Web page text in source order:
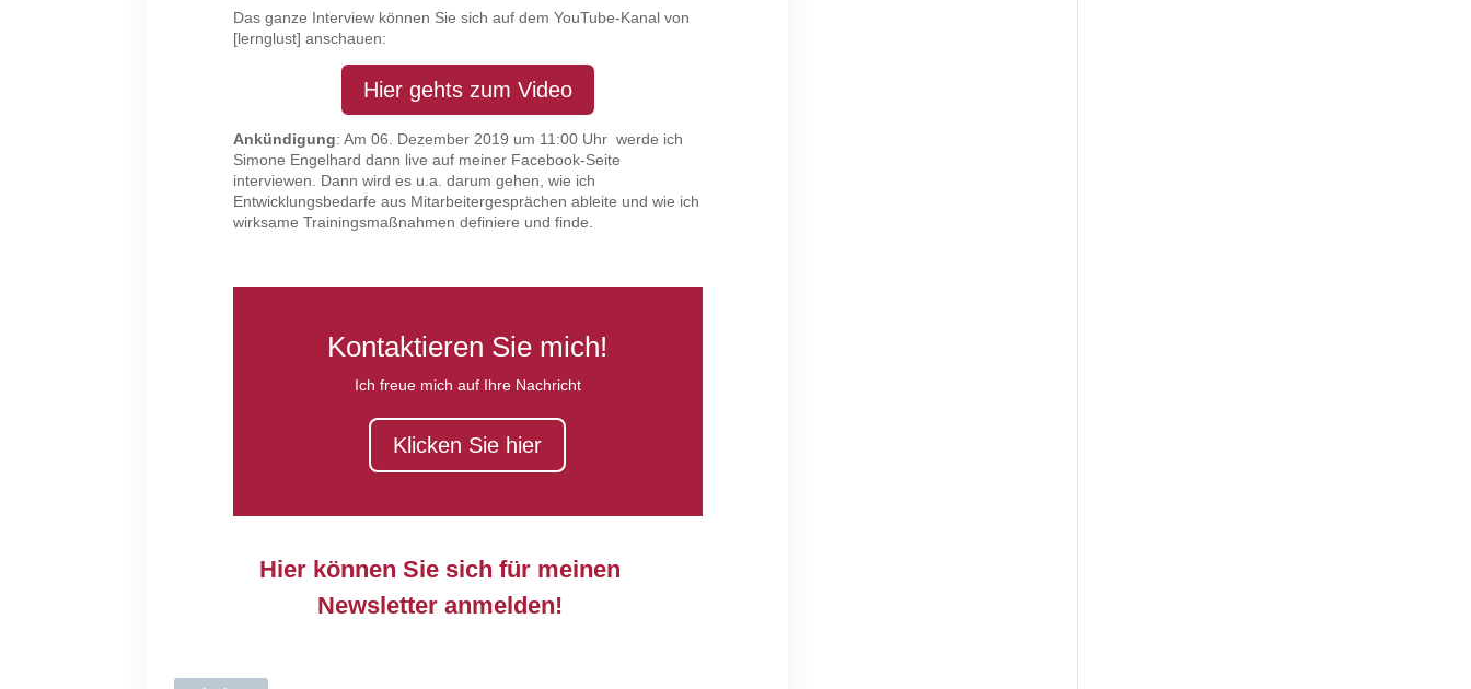
Das ganze Interview können Sie sich auf dem YouTube-Kanal von
[lernglust] anschauen:
Hier gehts zum Video
Ankündigung: Am 06. Dezember 2019 um 11:00 Uhr werde ich
Simone Engelhard dann live auf meiner Facebook-Seite
interviewen. Dann wird es u.a. darum gehen, wie ich
Entwicklungsbedarfe aus Mitarbeitergesprächen ableite und wie ich
wirksame Trainingsmaßnahmen definiere und finde.
Kontaktieren Sie mich!
Ich freue mich auf Ihre Nachricht
Klicken Sie hier
Hier können Sie sich für meinen
Newsletter anmelden!